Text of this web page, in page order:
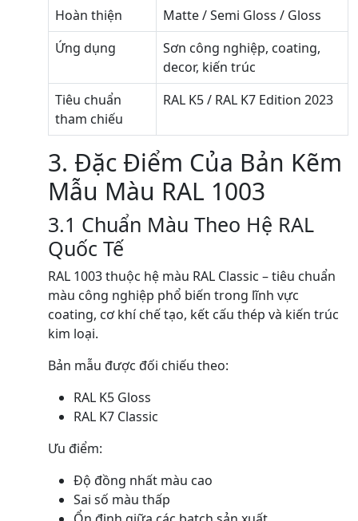
Hoàn thiện
Matte / Semi Gloss / Gloss
Ứng dụng
Sơn công nghiệp, coating,
decor, kiến trúc
Tiêu chuẩn
tham chiếu
RAL K5 / RAL K7 Edition 2023
3. Đặc Điểm Của Bản Kẽm
Mẫu Màu RAL 1003
3.1 Chuẩn Màu Theo Hệ RAL
Quốc Tế
RAL 1003 thuộc hệ màu RAL Classic – tiêu chuẩn
màu công nghiệp phổ biến trong lĩnh vực
coating, cơ khí chế tạo, kết cấu thép và kiến trúc
kim loại.
Bản mẫu được đối chiếu theo:
RAL K5 Gloss
RAL K7 Classic
Ưu điểm:
Độ đồng nhất màu cao
Sai số màu thấp